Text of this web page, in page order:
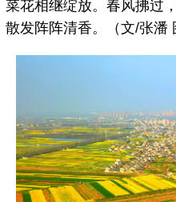
菜花相继绽放。春风拂过
散发阵阵清香。（文/张潘